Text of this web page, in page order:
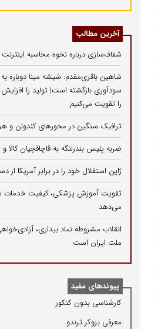
آخرین مطالب
شفاف‌سازی درباره نحوه محاسبه اینترنت
شاهین باقری‌مقدم: شیشه مینا دوباره
سودآوری بازگشته است| تولید را
را تقویت می‌کنیم
ترافیک سنگین در محورهای کندوان و
ضربه پلیس بندرلنگه به قاچاقچیان
ژاپن استقلال خود را در برابر آمریکا
تقویت آموزش پزشکی، کیفیت خدمات
می‌دهد
انقلاب مشروطه نماد بیداری،
ملت ایران است
پیوندهای مفید
كارشناسی بدون كنكور
معرفی بروكر ترندو